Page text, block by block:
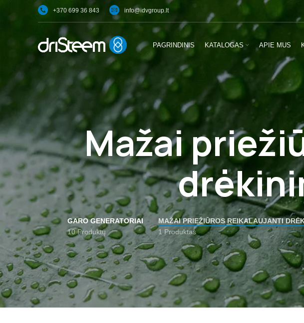
+370 699 36 843 info@idvgroup.lt
PAGRINDINIS KATALOGAS APIE MUS
Mažai
GARO GENERATORIAI
10 Produktų
MAŽAI PRIEŽIŪROS REIKALAUJANTI
1 Produktas